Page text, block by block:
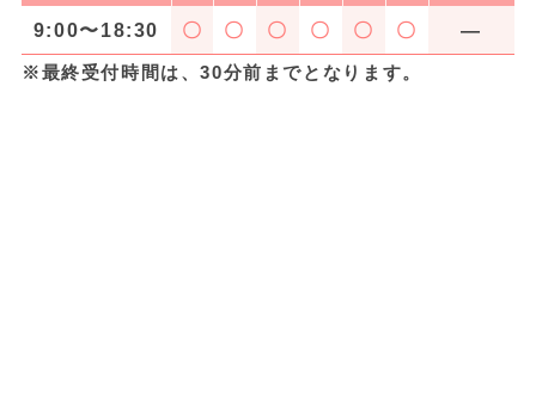
9:00〜18:30 〇 〇 〇 〇 〇 〇 ―
※最終受付時間は、30分前までとなります。